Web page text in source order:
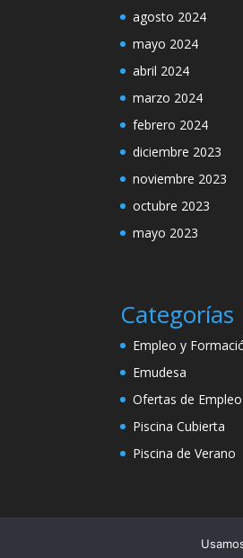
agosto 2024
mayo 2024
abril 2024
marzo 2024
febrero 2024
diciembre 2023
noviembre 2023
octubre 2023
mayo 2023
Categorías
Empleo y
Emudesa
Ofertas de Empleo
Piscina Cubierta
Piscina de Verano
Política de Cookies